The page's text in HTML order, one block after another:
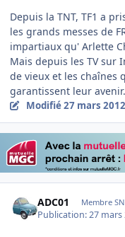
Depuis la TNT, TF1 a
les grands messes de
impartiaux qu' Arlette
Mais depuis les TV sur
de vieux et les chaînes
garantissent leur avenir.
Modifié27 mars 2012
ADC01 Membre
Publication:27 mars